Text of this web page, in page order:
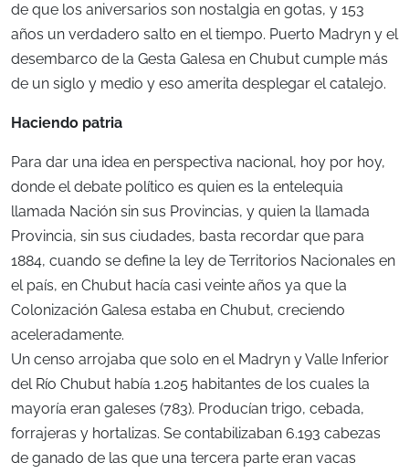
de que los aniversarios son nostalgia en gotas, y 153
años un verdadero salto en el tiempo. Puerto Madryn y el
desembarco de la Gesta Galesa en Chubut cumple más
de un siglo y medio y eso amerita desplegar el catalejo.
Haciendo patria
Para dar una idea en perspectiva nacional, hoy por hoy,
donde el debate político es quien es la entelequia
llamada Nación sin sus Provincias, y quien la llamada
Provincia, sin sus ciudades, basta recordar que para
1884, cuando se define la ley de Territorios Nacionales en
el país, en Chubut hacía casi veinte años ya que la
Colonización Galesa estaba en Chubut, creciendo
aceleradamente.
Un censo arrojaba que solo en el Madryn y Valle Inferior
del Río Chubut había 1.205 habitantes de los cuales la
mayoría eran galeses (783). Producían trigo, cebada,
forrajeras y hortalizas. Se contabilizaban 6.193 cabezas
de ganado de las que una tercera parte eran vacas